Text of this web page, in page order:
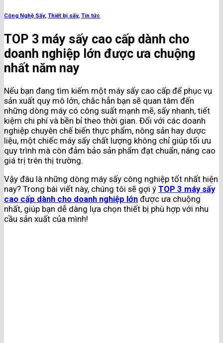
Công Nghệ Sấy, Thiết bị sấy, Tin tức
TOP 3 máy sấy cao cấp dành cho
doanh nghiệp lớn được ưa chuộng
nhất năm nay
Nếu bạn đang tìm kiếm một máy sấy cao cấp để phục vụ
sản xuất quy mô lớn, chắc hẳn bạn sẽ quan tâm đến
những dòng máy có công suất mạnh mẽ, sấy nhanh, tiết
kiệm chi phí và bền bỉ theo thời gian. Đối với các doanh
nghiệp chuyên chế biến thực phẩm, nông sản hay dược
liệu, một chiếc máy sấy chất lượng không chỉ giúp tối ưu
quy trình mà còn đảm bảo sản phẩm đạt chuẩn, nâng cao
giá trị trên thị trường.
Vậy đâu là những dòng máy sấy công nghiệp tốt nhất hiện
nay? Trong bài viết này, chúng tôi sẽ gợi ý TOP 3 máy sấy
cao cấp dành cho doanh nghiệp lớn được ưa chuộng
nhất, giúp bạn dễ dàng lựa chọn thiết bị phù hợp với nhu
cầu sản xuất của mình!